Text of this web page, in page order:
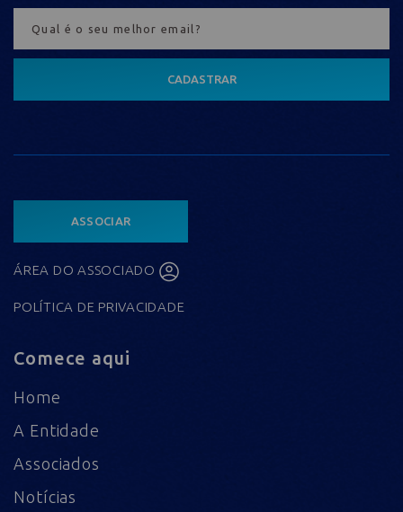
CADASTRAR
ASSOCIAR
ÁREA DO ASSOCIADO
POLÍTICA DE PRIVACIDADE
Comece aqui
Home
A Entidade
Associados
Notícias